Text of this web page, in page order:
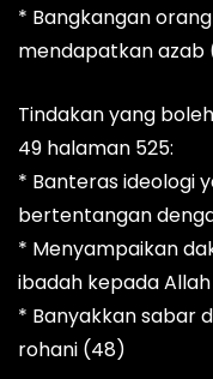
* Bangkangan
mendapatkan
Tindakan yang
49 halaman 525:
* Banteras ideologi
bertentangan
* Menyampaikan
ibadah kepada
* Banyakkan sabar
rohani (48)